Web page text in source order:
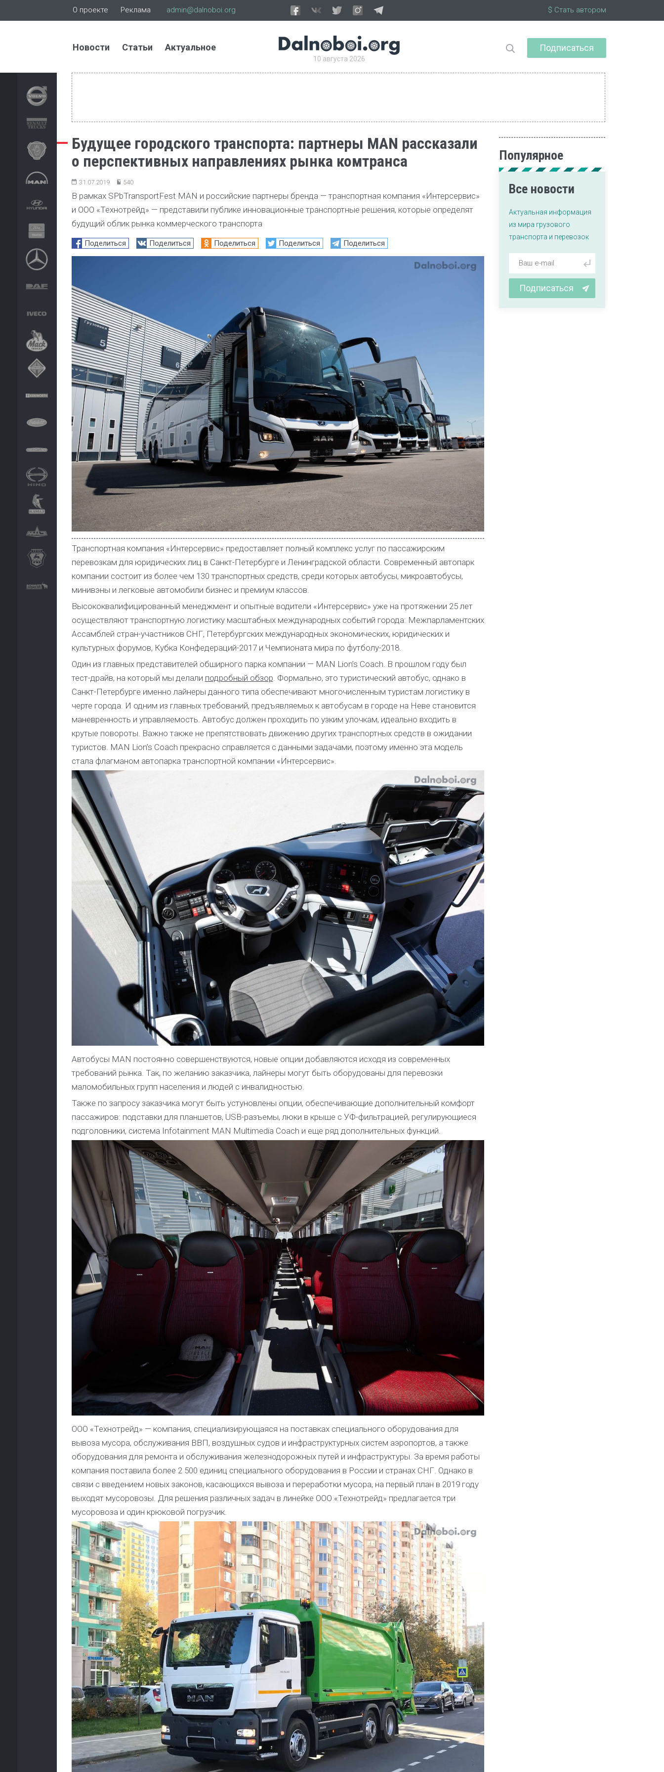
О проекте Реклама admin@dalnoboi.org $ Стать автором
Новости Статьи Актуальное
10 августа 2026
Подписаться
Будущее городского транспорта: партнеры MAN рассказали
о перспективных направлениях рынка комтранса
31.07.2019 540
В рамках SPbTransportFest MAN и российские партнеры бренда — транспортная компания «Интерсервис»
и ООО «Технотрейд» — представили публике инновационные транспортные решения, которые определят
будущий облик рынка коммерческого транспорта
Поделиться Поделиться Поделиться Поделиться Поделиться
Транспортная компания «Интерсервис» предоставляет полный комплекс услуг по пассажирским
перевозкам для юридических лиц в Санкт-Петербурге и Ленинградской области. Современный автопарк
компании состоит из более чем 130 транспортных средств, среди которых автобусы, микроавтобусы,
минивэны и легковые автомобили бизнес и премиум классов.
Высококвалифицированный менеджмент и опытные водители «Интерсервис» уже на протяжении 25 лет
осуществляют транспортную логистику масштабных международных событий города: Межпарламентских
Ассамблей стран-участников СНГ, Петербургских международных экономических, юридических и
культурных форумов, Кубка Конфедераций-2017 и Чемпионата мира по футболу-2018.
Один из главных представителей обширного парка компании — MAN Lion’s Coach. В прошлом году был
тест-драйв, на который мы делали подробный обзор . Формально, это туристический автобус, однако в
Санкт-Петербурге именно лайнеры данного типа обеспечивают многочисленным туристам логистику в
черте города. И одним из главных требований, предъявляемых к автобусам в городе на Неве становится
маневренность и управляемость. Автобус должен проходить по узким улочкам, идеально входить в
крутые повороты. Важно также не препятствовать движению других транспортных средств в ожидании
туристов. MAN Lion’s Coach прекрасно справляется с данными задачами, поэтому именно эта модель
стала флагманом автопарка транспортной компании «Интерсервис».
Автобусы MAN постоянно совершенствуются, новые опции добавляются исходя из современных
требований рынка. Так, по желанию заказчика, лайнеры могут быть оборудованы для перевозки
маломобильных групп населения и людей с инвалидностью.
Также по запросу заказчика могут быть устуновлены опции, обеспечивающие дополнительный комфорт
пассажиров: подставки для планшетов, USB-разъемы, люки в крыше с УФ-фильтрацией, регулирующиеся
подголовники, система Infotainment MAN Multimedia Coach и еще ряд дополнительных функций.
ООО «Технотрейд» — компания, специализирующаяся на поставках специального оборудования для
вывоза мусора, обслуживания ВВП, воздушных судов и инфраструктурных систем аэропортов, а также
оборудования для ремонта и обслуживания железнодорожных путей и инфраструктуры. За время работы
компания поставила более 2 500 единиц специального оборудования в России и странах СНГ. Однако в
связи с введением новых законов, касающихся вывоза и переработки мусора, на первый план в 2019 году
выходят мусоровозы. Для решения различных задач в линейке ООО «Технотрейд» предлагается три
мусоровоза и один крюковой погрузчик.
Популярное
Все новости
Актуальная информация
из мира грузового
транспорта и перевозок
Подписаться